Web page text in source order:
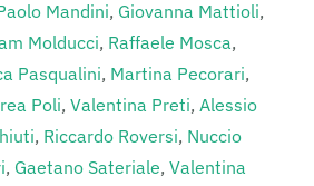
Mandini, Giovanna Mattioli,
Molducci, Raffaele Mosca,
Pasqualini, Martina Pecorari,
Poli, Valentina Preti, Alessio
, Riccardo Roversi, Nuccio
, Gaetano Sateriale, Valentina